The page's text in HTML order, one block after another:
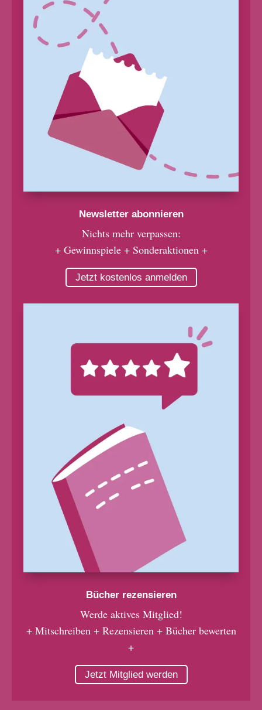
Newsletter abonnieren
Nichts mehr verpassen:
+ Gewinnspiele + Sonderaktionen +
Jetzt kostenlos anmelden
Bücher rezensieren
Werde aktives Mitglied!
+ Mitschreiben + Rezensieren + Bücher bewerten
+
Jetzt Mitglied werden